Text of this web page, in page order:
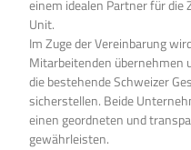
einem idealen Partner für
Unit.
Im Zuge der Vereinbarung
Mitarbeitenden übernehmen
die bestehende Schweizer
sicherstellen. Beide
einen geordneten und
gewährleisten.